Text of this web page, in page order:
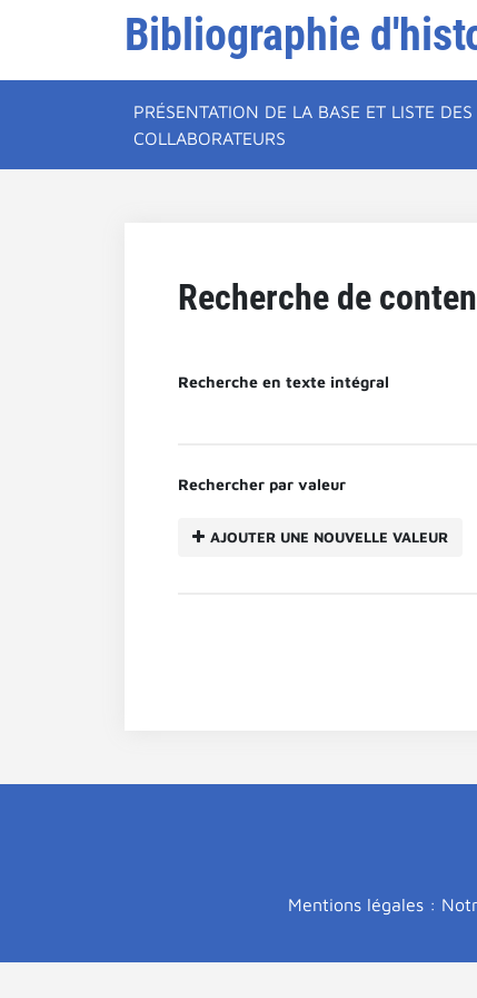
Bibliographie
PRÉSENTATION DE LA BASE ET LISTE DES
COLLABORATEURS
Recherche de
Recherche en texte intégral
Rechercher par valeur
AJOUTER UNE NOUVELLE VALEUR
Mentions légales :